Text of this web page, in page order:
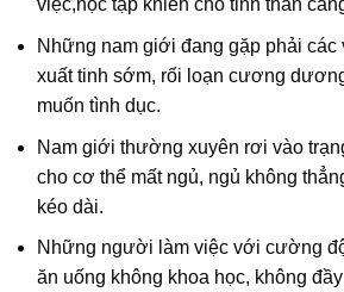
việc,học tập khiên cho tinh thần
Những nam giới đang gặp phải các
xuất tinh sớm, rối loạn cương
muốn tình dục.
Nam giới thường xuyên rơi vào
cho cơ thể mất ngủ, ngủ không
kéo dài.
Những người làm việc với cường
ăn uống không khoa học, không